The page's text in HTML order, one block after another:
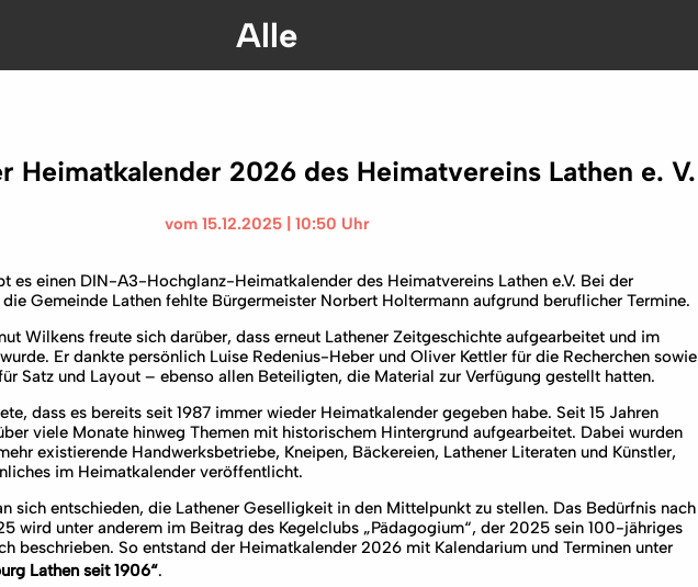
Alle
Heimatkalender 2026 des Heimatvereins Lathen e. V.
vom 15.12.2025 | 10:50 Uhr
es einen DIN-A3-Hochglanz-Heimatkalender des Heimatvereins Lathen e.V. Bei der
Gemeinde Lathen fehlte Bürgermeister Norbert Holtermann aufgrund beruflicher Termine.
Wilkens freute sich darüber, dass erneut Lathener Zeitgeschichte aufgearbeitet und im
Er dankte persönlich Luise Redenius-Heber und Oliver Kettler für die Recherchen sowie
Satz und Layout – ebenso allen Beteiligten, die Material zur Verfügung gestellt hatten.
dass es bereits seit 1987 immer wieder Heimatkalender gegeben habe. Seit 15 Jahren
viele Monate hinweg Themen mit historischem Hintergrund aufgearbeitet. Dabei wurden
existierende Handwerksbetriebe, Kneipen, Bäckereien, Lathener Literaten und Künstler,
im Heimatkalender veröffentlicht.
sich entschieden, die Lathener Geselligkeit in den Mittelpunkt zu stellen. Das Bedürfnis nach
wird unter anderem im Beitrag des Kegelclubs „Pädagogium“, der 2025 sein 100-jähriges
beschrieben. So entstand der Heimatkalender 2026 mit Kalendarium und Terminen unter
Lathen seit 1906“.